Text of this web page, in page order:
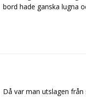
bord hade ganska lugna
Då var man utslagen